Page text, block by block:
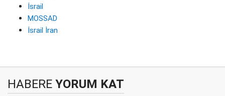
İsrail
MOSSAD
İsrail İran
HABERE YORUM KAT